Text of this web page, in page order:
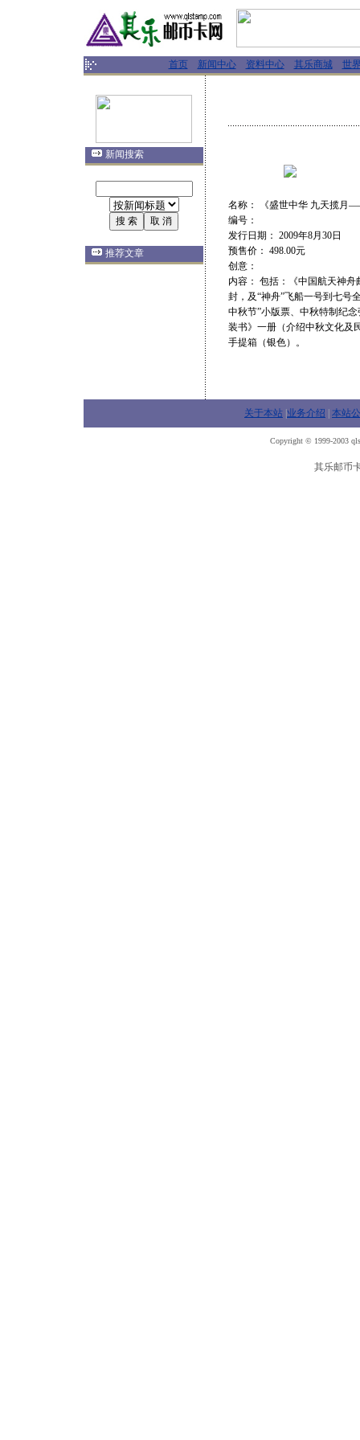
首页 新闻中心 资料中心 其乐商城 世
新闻搜索
推荐文章
名称： 《盛世中华 九天揽月
编号：
发行日期： 2009年8月30日
预售价： 498.00元
创意：
内容： 包括：《中国航天神舟
封，及“神舟”飞船一号到七号
中秋节”小版票、中秋特制纪念
装书》一册（介绍中秋文化及
手提箱（银色）。
关于本站 业务介绍 本站
Copyright © 1999-2003
其乐邮币